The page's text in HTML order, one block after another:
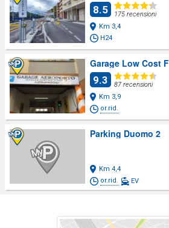
8.5
175 recensioni
Km 3,4
H24
9.3
87 recensioni
Km 3,9
or.rid.
Parking Duomo 2
Km 4,4
or.rid.
EV